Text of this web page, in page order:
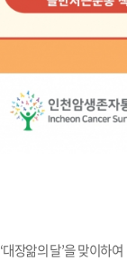
‘대장앎의 달’을 맞이하여